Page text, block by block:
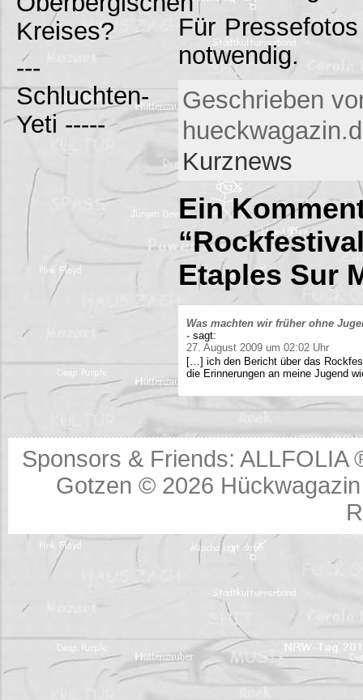
Kreises?
---
Schluchten-
Yeti -----
Für
notwendig.
Geschrieben
Kurznews
Ein
Etaples Sur
Was machten wir früher ohne
- sagt:
27. August 2009 um 02:02 Uhr
[…] ich den Bericht über das
die Erinnerungen an meine Jugend
Sponsors & Friends:ALLFOLIA
Gotzen © 2026